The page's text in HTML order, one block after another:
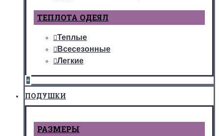
ТЕПЛОТА ОДЕЯЛ
Теплые
Всесезонные
Легкие
+
ПОДУШКИ
РАЗМЕРЫ